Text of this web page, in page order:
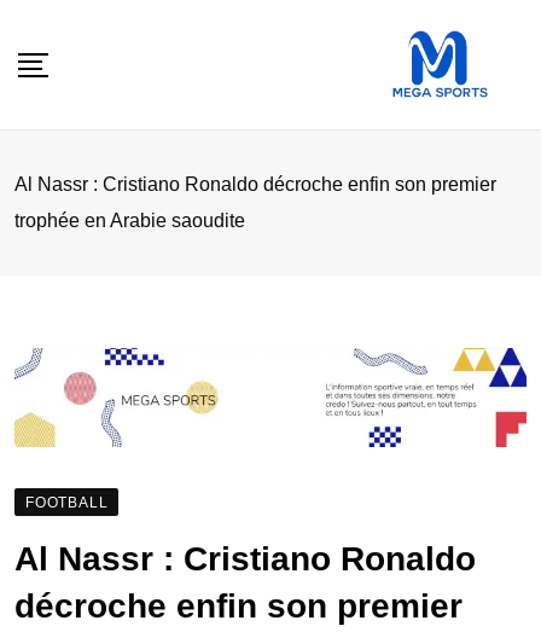
Al Nassr : Cristiano Ronaldo décroche enfin son premier
trophée en Arabie saoudite
FOOTBALL
Al Nassr : Cristiano Ronaldo
décroche enfin son premier